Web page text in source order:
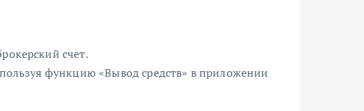
счет.
функцию «Вывод средств» в приложении